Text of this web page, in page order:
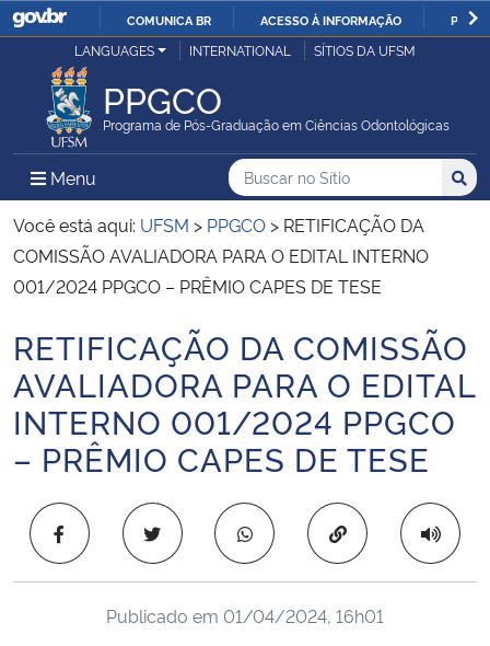
IR
COMUNICA BR ACESSO À INFORMAÇÃO
Ministério da Justiça e Segurança Pública
Ministério da Defesa
Ministério das Relações Exteriores
Ministério da Economia
Ministério da Infraestrutura
Ministério da Agricultura, Pecuária e Abastecimento
Ministério da Educação
Ministério da Cidadania
Ministério da Saúde
Ministério de Minas e Energia
LANGUAGES INTERNATIONAL SÍTIOS DA UFSM
PPGCO
Programa de Pós-Graduação em Ciências Odontológicas
Menu Menu Principal do Sítio
Busca
Buscar no no Sítio
Busca:
Você está aqui: UFSM > PPGCO > RETIFICAÇÃO DA
COMISSÃO AVALIADORA PARA O EDITAL INTERNO
001/2024 PPGCO – PRÊMIO CAPES DE TESE
Início do conteúdo
RETIFICAÇÃO DA COMISSÃO
AVALIADORA PARA O EDITAL
INTERNO 001/2024 PPGCO
– PRÊMIO CAPES DE TESE
Copiar para área
Publicado em 01/04/2024, 16h01